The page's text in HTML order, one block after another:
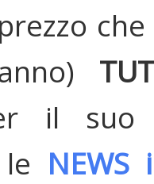
il suo